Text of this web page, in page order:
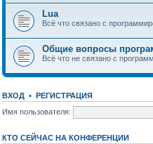
Lua
Всё что связано с
Общие вопросы
Всё что не связано с
ВХОД • РЕГИСТРАЦИЯ
Имя пользователя:
КТО СЕЙЧАС НА КОНФЕРЕНЦИИ